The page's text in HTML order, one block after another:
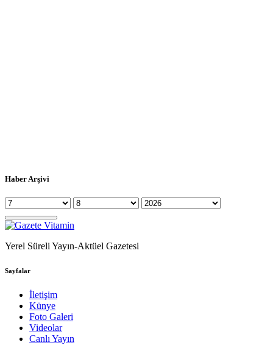
Haber Arşivi
Yerel Süreli Yayın-Aktüel Gazetesi
Sayfalar
İletişim
Künye
Foto Galeri
Videolar
Canlı Yayın